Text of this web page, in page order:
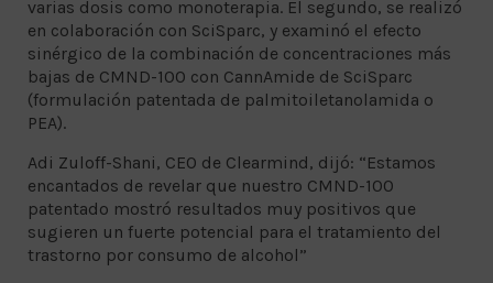
varias dosis como monoterapia. El segundo, se realizó
en colaboración con SciSparc, y examinó el efecto
sinérgico de la combinación de concentraciones más
bajas de CMND-100 con CannAmide de SciSparc
(formulación patentada de palmitoiletanolamida o
PEA).
Adi Zuloff-Shani, CEO de Clearmind, dijó: “Estamos
encantados de revelar que nuestro CMND-100
patentado mostró resultados muy positivos que
sugieren un fuerte potencial para el tratamiento del
trastorno por consumo de alcohol”